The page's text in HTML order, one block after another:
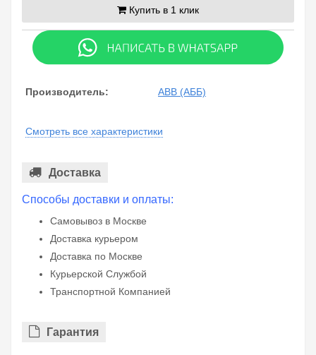
Купить в 1 клик
Производитель: ABB (АББ)
Смотреть все характеристики
Доставка
Способы доставки и оплаты:
Самовывоз в Москве
Доставка курьером
Доставка по Москве
Курьерской Службой
Транспортной Компанией
Гарантия